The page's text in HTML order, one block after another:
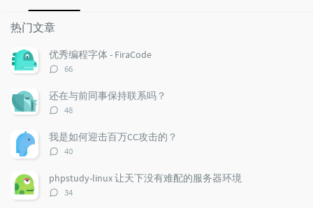
热
门
文
章
热门文章
优秀编程字体 - FiraCode
评
数：
66
还在与前同事保持联系吗？
评
数：
48
我是如何迎击百万CC攻击的？
评
数：
40
phpstudy-linux 让天下没有难配的服务器环境
评
34